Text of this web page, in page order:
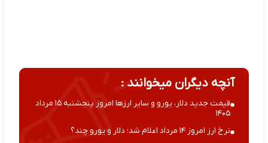
آنچه دیگران میخوانند :
قیمت جدید دلار، یورو و سایر ارزها امروز پنجشنبه ۱۵ مرداد
۱۴۰۵
نرخ ارز امروز ۱۴ مرداد اعلام شد؛ دلار و یورو چند؟